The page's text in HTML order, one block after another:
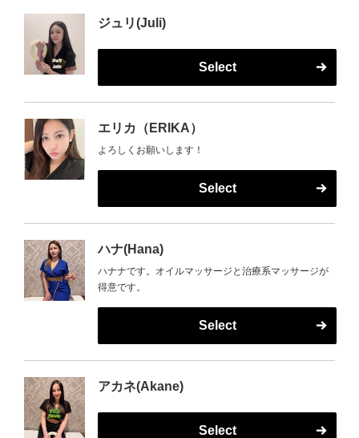
ジュリ(Juli)
Select
エリカ（ERIKA）
よろしくお願いします！
Select
ハナ(Hana)
ハナナです。オイルマッサージと治療系マッサージが
得意です。
Select
アカネ(Akane)
Select